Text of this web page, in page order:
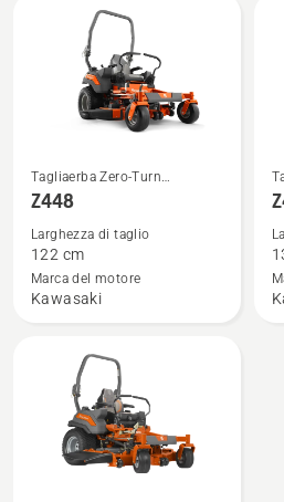
Vedi
maggiori
su
Z448
Tagliaerba Zero-Turn
professionali
Z448
Larghezza di taglio
122 cm
Marca del motore
Kawasaki
su